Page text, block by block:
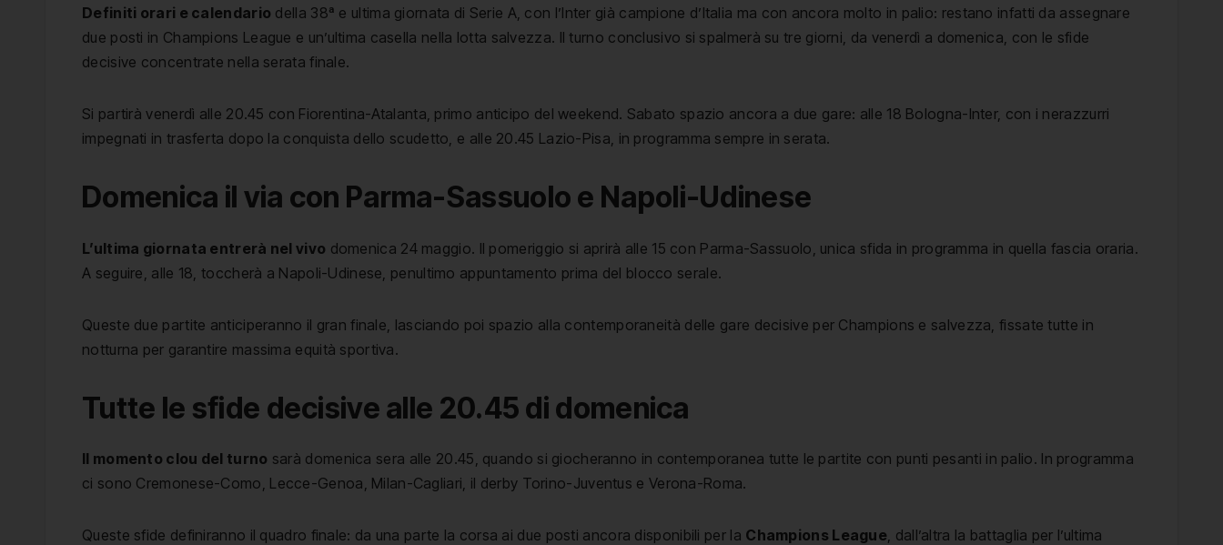
Definiti orari e calendario della 38ª e ultima giornata di Serie A, con l’Inter già campione d’Italia ma con ancora molto in palio: restano infatti da assegnare
due posti in Champions League e un’ultima casella nella lotta salvezza. Il turno conclusivo si spalmerà su tre giorni, da venerdì a domenica, con le sfide
decisive concentrate nella serata finale.
Si partirà venerdì alle 20.45 con Fiorentina-Atalanta, primo anticipo del weekend. Sabato spazio ancora a due gare: alle 18 Bologna-Inter, con i nerazzurri
impegnati in trasferta dopo la conquista dello scudetto, e alle 20.45 Lazio-Pisa, in programma sempre in serata.
Domenica il via con Parma-Sassuolo e Napoli-Udinese
L’ultima giornata entrerà nel vivo domenica 24 maggio. Il pomeriggio si aprirà alle 15 con Parma-Sassuolo, unica sfida in programma in quella fascia oraria.
A seguire, alle 18, toccherà a Napoli-Udinese, penultimo appuntamento prima del blocco serale.
Queste due partite anticiperanno il gran finale, lasciando poi spazio alla contemporaneità delle gare decisive per Champions e salvezza, fissate tutte in
notturna per garantire massima equità sportiva.
Tutte le sfide decisive alle 20.45 di domenica
Il momento clou del turno sarà domenica sera alle 20.45, quando si giocheranno in contemporanea tutte le partite con punti pesanti in palio. In programma
ci sono Cremonese-Como, Lecce-Genoa, Milan-Cagliari, il derby Torino-Juventus e Verona-Roma.
Queste sfide definiranno il quadro finale: da una parte la corsa ai due posti ancora disponibili per la Champions League , dall’altra la battaglia per l’ultima